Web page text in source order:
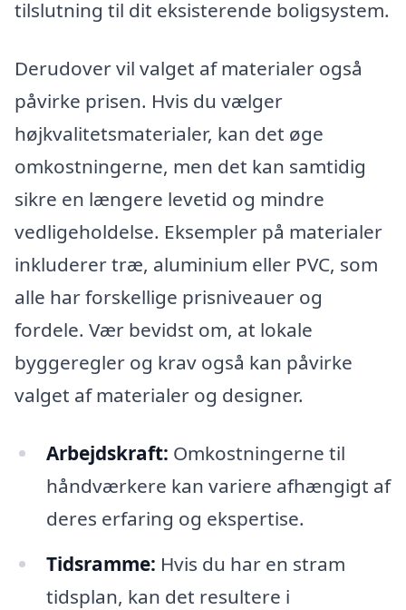
tilslutning til dit eksisterende boligsystem.
Derudover vil valget af materialer også
påvirke prisen. Hvis du vælger
højkvalitetsmaterialer, kan det øge
omkostningerne, men det kan samtidig
sikre en længere levetid og mindre
vedligeholdelse. Eksempler på materialer
inkluderer træ, aluminium eller PVC, som
alle har forskellige prisniveauer og
fordele. Vær bevidst om, at lokale
byggeregler og krav også kan påvirke
valget af materialer og designer.
Arbejdskraft: Omkostningerne til
håndværkere kan variere afhængigt af
deres erfaring og ekspertise.
Tidsramme: Hvis du har en stram
tidsplan, kan det resultere i